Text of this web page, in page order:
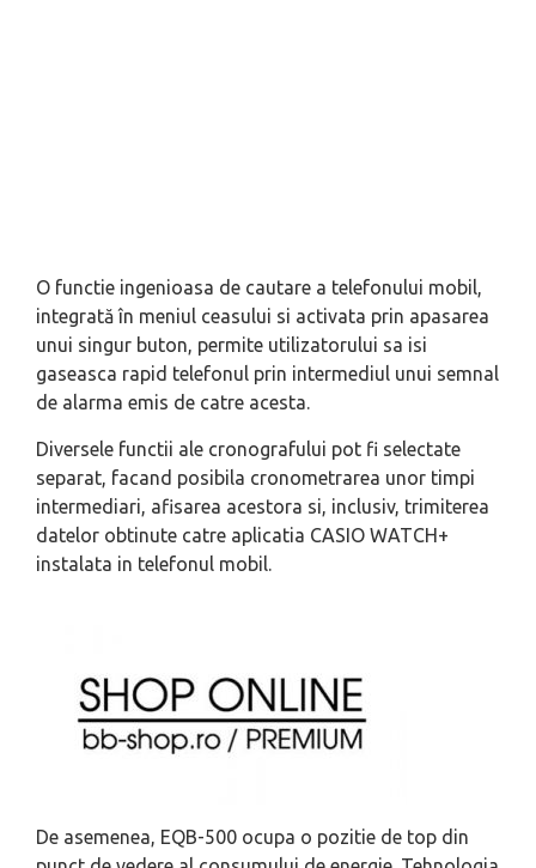
O functie ingenioasa de cautare a telefonului mobil,
integrată în meniul ceasului si activata prin apasarea
unui singur buton, permite utilizatorului sa isi
gaseasca rapid telefonul prin intermediul unui semnal
de alarma emis de catre acesta.
Diversele functii ale cronografului pot fi selectate
separat, facand posibila cronometrarea unor timpi
intermediari, afisarea acestora si, inclusiv, trimiterea
datelor obtinute catre aplicatia CASIO WATCH+
instalata in telefonul mobil.
De asemenea, EQB-500 ocupa o pozitie de top din